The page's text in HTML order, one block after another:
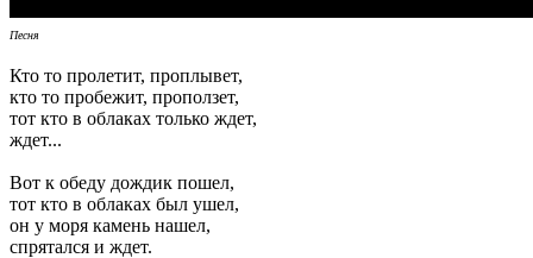
Песня
Кто то пролетит, проплывет,
кто то пробежит, проползет,
тот кто в облаках только ждет,
ждет...
Вот к обеду дождик пошел,
тот кто в облаках был ушел,
он у моря камень нашел,
спрятался и ждет.